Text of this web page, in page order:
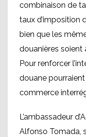
combinaison de
taux d’imposition
bien que les
douanières soient
Pour renforcer
douane
commerce
L’ambassadeur
Alfonso Tomada,